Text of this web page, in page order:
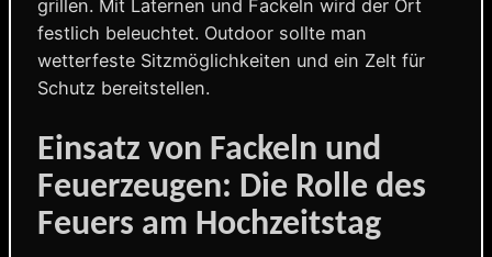
grillen. Mit Laternen und Fackeln wird der Ort
festlich beleuchtet. Outdoor sollte man
wetterfeste Sitzmöglichkeiten und ein Zelt für
Schutz bereitstellen.
Einsatz von Fackeln und
Feuerzeugen: Die Rolle des
Feuers am Hochzeitstag